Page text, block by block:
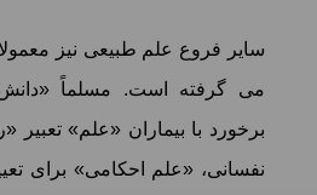
سایر فروع علم طبیعی نیز
می گرفته است. مسلماً
برخورد با بیماران «علم» تعبیر
نفسانی، «علم احکامی» برای